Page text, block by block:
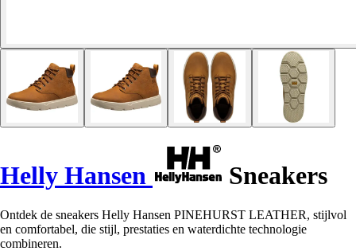
Helly Hansen Sneakers
Ontdek de sneakers Helly Hansen PINEHURST LEATHER, stijlvol
en comfortabel, die stijl, prestaties en waterdichte technologie
combineren.